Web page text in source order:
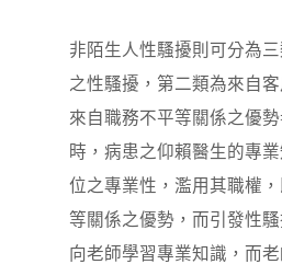
非陌生人性騷擾則可分為
之性騷擾，第二類為來自
來自職務不平等關係之優
時，病患之仰賴醫生的專
位之專業性，濫用其職權
等關係之優勢，而引發性
向老師學習專業知識，而